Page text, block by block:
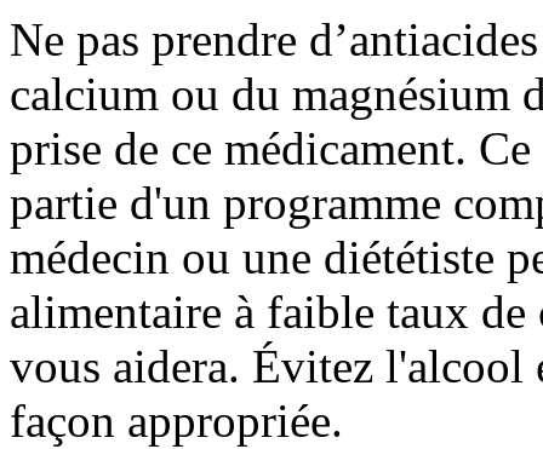
Ne pas prendre
calcium ou du magnésium
prise de ce médicament.
partie d'un programme
médecin ou une diététiste
alimentaire à faible taux
vous aidera. Évitez l'alcool
façon appropriée.